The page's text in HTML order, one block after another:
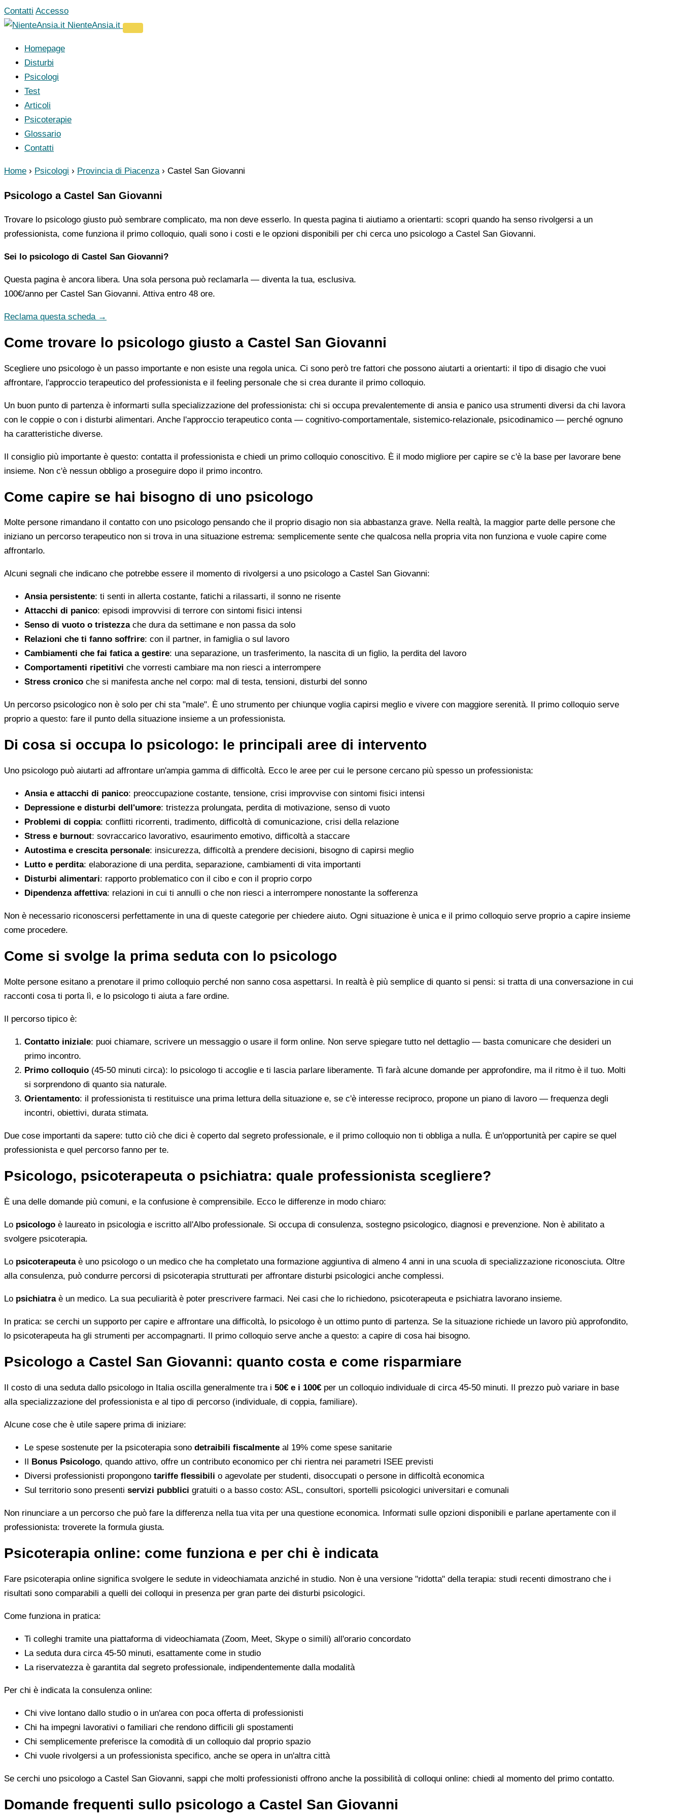
Vai
al
Contatti Accesso
NienteAnsia.it
Homepage
Disturbi
Psicologi
Test
Articoli
Psicoterapie
Glossario
Contatti
Home › Psicologi › Provincia di Piacenza › Castel San Giovanni
Psicologo a Castel San Giovanni
Trovare lo psicologo giusto può sembrare complicato, ma non deve esserlo. In questa pagina ti aiutiamo a orientarti: scopri quando ha senso rivolgersi a un
professionista, come funziona il primo colloquio, quali sono i costi e le opzioni disponibili per chi cerca uno psicologo a Castel San Giovanni.
Sei lo psicologo di Castel San Giovanni?
Questa pagina è ancora libera. Una sola persona può reclamarla — diventa la tua, esclusiva.
100€/anno per Castel San Giovanni. Attiva entro 48 ore.
Reclama questa scheda →
Come trovare lo psicologo giusto a Castel San Giovanni
Scegliere uno psicologo è un passo importante e non esiste una regola unica. Ci sono però tre fattori che possono aiutarti a orientarti: il tipo di disagio che vuoi
affrontare, l'approccio terapeutico del professionista e il feeling personale che si crea durante il primo colloquio.
Un buon punto di partenza è informarti sulla specializzazione del professionista: chi si occupa prevalentemente di ansia e panico usa strumenti diversi da chi lavora
con le coppie o con i disturbi alimentari. Anche l'approccio terapeutico conta — cognitivo-comportamentale, sistemico-relazionale, psicodinamico — perché ognuno
ha caratteristiche diverse.
Il consiglio più importante è questo: contatta il professionista e chiedi un primo colloquio conoscitivo. È il modo migliore per capire se c'è la base per lavorare bene
insieme. Non c'è nessun obbligo a proseguire dopo il primo incontro.
Come capire se hai bisogno di uno psicologo
Molte persone rimandano il contatto con uno psicologo pensando che il proprio disagio non sia abbastanza grave. Nella realtà, la maggior parte delle persone che
iniziano un percorso terapeutico non si trova in una situazione estrema: semplicemente sente che qualcosa nella propria vita non funziona e vuole capire come
affrontarlo.
Alcuni segnali che indicano che potrebbe essere il momento di rivolgersi a uno psicologo a Castel San Giovanni:
Ansia persistente: ti senti in allerta costante, fatichi a rilassarti, il sonno ne risente
Attacchi di panico: episodi improvvisi di terrore con sintomi fisici intensi
Senso di vuoto o tristezzache dura da settimane e non passa da solo
Relazioni che ti fanno soffrire: con il partner, in famiglia o sul lavoro
Cambiamenti che fai fatica a gestire: una separazione, un trasferimento, la nascita di un figlio, la perdita del lavoro
Comportamenti ripetitivi che vorresti cambiare ma non riesci a interrompere
Stress cronico che si manifesta anche nel corpo: mal di testa, tensioni, disturbi del sonno
Un percorso psicologico non è solo per chi sta "male". È uno strumento per chiunque voglia capirsi meglio e vivere con maggiore serenità. Il primo colloquio serve
proprio a questo: fare il punto della situazione insieme a un professionista.
Di cosa si occupa lo psicologo: le principali aree di intervento
Uno psicologo può aiutarti ad affrontare un'ampia gamma di difficoltà. Ecco le aree per cui le persone cercano più spesso un professionista:
Ansia e attacchi di panico: preoccupazione costante, tensione, crisi improvvise con sintomi fisici intensi
Depressione e disturbi dell'umore: tristezza prolungata, perdita di motivazione, senso di vuoto
Problemi di coppia: conflitti ricorrenti, tradimento, difficoltà di comunicazione, crisi della relazione
Stress e burnout: sovraccarico lavorativo, esaurimento emotivo, difficoltà a staccare
Autostima e crescita personale: insicurezza, difficoltà a prendere decisioni, bisogno di capirsi meglio
Lutto e perdita: elaborazione di una perdita, separazione, cambiamenti di vita importanti
Disturbi alimentari: rapporto problematico con il cibo e con il proprio corpo
Dipendenza affettiva: relazioni in cui ti annulli o che non riesci a interrompere nonostante la sofferenza
Non è necessario riconoscersi perfettamente in una di queste categorie per chiedere aiuto. Ogni situazione è unica e il primo colloquio serve proprio a capire insieme
come procedere.
Come si svolge la prima seduta con lo psicologo
Molte persone esitano a prenotare il primo colloquio perché non sanno cosa aspettarsi. In realtà è più semplice di quanto si pensi: si tratta di una conversazione in cui
racconti cosa ti porta lì, e lo psicologo ti aiuta a fare ordine.
Il percorso tipico è:
Contatto iniziale: puoi chiamare, scrivere un messaggio o usare il form online. Non serve spiegare tutto nel dettaglio — basta comunicare che desideri un
primo incontro.
Primo colloquio (45-50 minuti circa): lo psicologo ti accoglie e ti lascia parlare liberamente. Ti farà alcune domande per approfondire, ma il ritmo è il tuo. Molti
si sorprendono di quanto sia naturale.
Orientamento: il professionista ti restituisce una prima lettura della situazione e, se c'è interesse reciproco, propone un piano di lavoro — frequenza degli
incontri, obiettivi, durata stimata.
Due cose importanti da sapere: tutto ciò che dici è coperto dal segreto professionale, e il primo colloquio non ti obbliga a nulla. È un'opportunità per capire se quel
professionista e quel percorso fanno per te.
Psicologo, psicoterapeuta o psichiatra: quale professionista scegliere?
È una delle domande più comuni, e la confusione è comprensibile. Ecco le differenze in modo chiaro:
Lo psicologo è laureato in psicologia e iscritto all'Albo professionale. Si occupa di consulenza, sostegno psicologico, diagnosi e prevenzione. Non è abilitato a
svolgere psicoterapia.
Lo psicoterapeutaè uno psicologo o un medico che ha completato una formazione aggiuntiva di almeno 4 anni in una scuola di specializzazione riconosciuta. Oltre
alla consulenza, può condurre percorsi di psicoterapia strutturati per affrontare disturbi psicologici anche complessi.
Lo psichiatraè un medico. La sua peculiarità è poter prescrivere farmaci. Nei casi che lo richiedono, psicoterapeuta e psichiatra lavorano insieme.
In pratica: se cerchi un supporto per capire e affrontare una difficoltà, lo psicologo è un ottimo punto di partenza. Se la situazione richiede un lavoro più approfondito,
lo psicoterapeuta ha gli strumenti per accompagnarti. Il primo colloquio serve anche a questo: a capire di cosa hai bisogno.
Psicologo a Castel San Giovanni: quanto costa e come risparmiare
Il costo di una seduta dallo psicologo in Italia oscilla generalmente tra i 50€ e i 100€ per un colloquio individuale di circa 45-50 minuti. Il prezzo può variare in base
alla specializzazione del professionista e al tipo di percorso (individuale, di coppia, familiare).
Alcune cose che è utile sapere prima di iniziare:
Le spese sostenute per la psicoterapia sono detraibili fiscalmente al 19% come spese sanitarie
Il Bonus Psicologo, quando attivo, offre un contributo economico per chi rientra nei parametri ISEE previsti
Diversi professionisti propongono tariffe flessibili o agevolate per studenti, disoccupati o persone in difficoltà economica
Sul territorio sono presenti servizi pubblici gratuiti o a basso costo: ASL, consultori, sportelli psicologici universitari e comunali
Non rinunciare a un percorso che può fare la differenza nella tua vita per una questione economica. Informati sulle opzioni disponibili e parlane apertamente con il
professionista: troverete la formula giusta.
Psicoterapia online: come funziona e per chi è indicata
Fare psicoterapia online significa svolgere le sedute in videochiamata anziché in studio. Non è una versione "ridotta" della terapia: studi recenti dimostrano che i
risultati sono comparabili a quelli dei colloqui in presenza per gran parte dei disturbi psicologici.
Come funziona in pratica:
Ti colleghi tramite una piattaforma di videochiamata (Zoom, Meet, Skype o simili) all'orario concordato
La seduta dura circa 45-50 minuti, esattamente come in studio
La riservatezza è garantita dal segreto professionale, indipendentemente dalla modalità
Per chi è indicata la consulenza online:
Chi vive lontano dallo studio o in un'area con poca offerta di professionisti
Chi ha impegni lavorativi o familiari che rendono difficili gli spostamenti
Chi semplicemente preferisce la comodità di un colloquio dal proprio spazio
Chi vuole rivolgersi a un professionista specifico, anche se opera in un'altra città
Se cerchi uno psicologo a Castel San Giovanni, sappi che molti professionisti offrono anche la possibilità di colloqui online: chiedi al momento del primo contatto.
Domande frequenti sullo psicologo a Castel San Giovanni